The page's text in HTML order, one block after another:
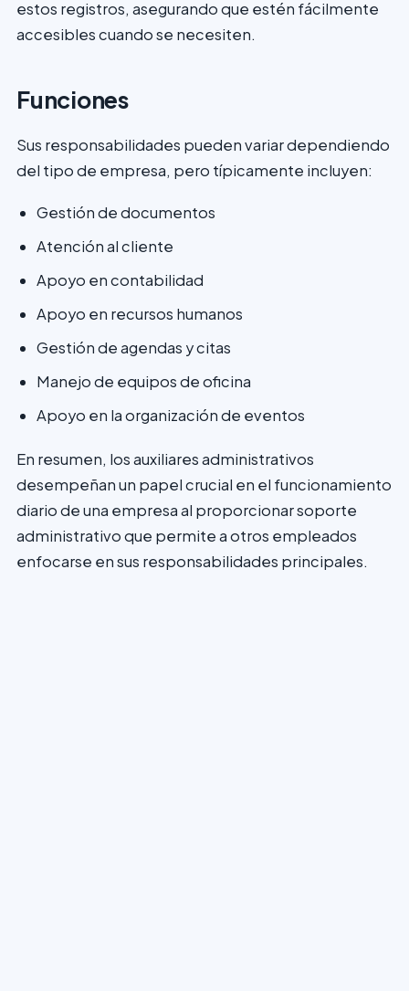
estos registros, asegurando que estén fácilmente
accesibles cuando se necesiten.
Funciones
Sus responsabilidades pueden variar dependiendo
del tipo de empresa, pero típicamente incluyen:
Gestión de documentos
Atención al cliente
Apoyo en contabilidad
Apoyo en recursos humanos
Gestión de agendas y citas
Manejo de equipos de oficina
Apoyo en la organización de eventos
En resumen, los auxiliares administrativos
desempeñan un papel crucial en el funcionamiento
diario de una empresa al proporcionar soporte
administrativo que permite a otros empleados
enfocarse en sus responsabilidades principales.